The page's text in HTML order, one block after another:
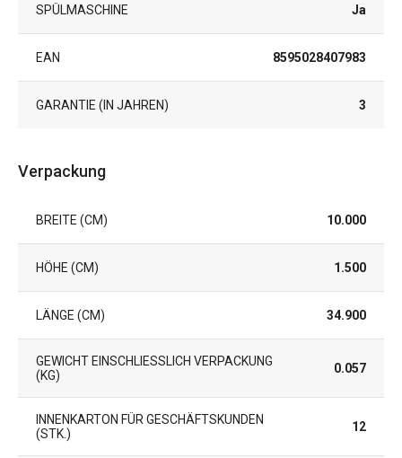
SPÜLMASCHINE Ja
EAN 8595028407983
GARANTIE (IN JAHREN) 3
Verpackung
BREITE (CM) 10.000
HÖHE (CM) 1.500
LÄNGE (CM) 34.900
GEWICHT EINSCHLIESSLICH VERPACKUNG (
KG)
0.057
INNENKARTON FÜR GESCHÄFTSKUNDEN
(STK.)
12